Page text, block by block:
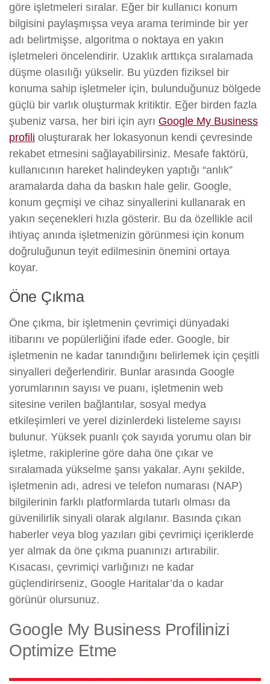
göre işletmeleri sıralar. Eğer bir kullanıcı konum
bilgisini paylaşmışsa veya arama teriminde bir yer
adı belirtmişse, algoritma o noktaya en yakın
işletmeleri öncelendirir. Uzaklık arttıkça sıralamada
düşme olasılığı yükselir. Bu yüzden fiziksel bir
konuma sahip işletmeler için, bulunduğunuz bölgede
güçlü bir varlık oluşturmak kritiktir. Eğer birden fazla
şubeniz varsa, her biri için ayrı Google My Business
profili oluşturarak her lokasyonun kendi çevresinde
rekabet etmesini sağlayabilirsiniz. Mesafe faktörü,
kullanıcının hareket halindeyken yaptığı “anlık”
aramalarda daha da baskın hale gelir. Google,
konum geçmişi ve cihaz sinyallerini kullanarak en
yakın seçenekleri hızla gösterir. Bu da özellikle acil
ihtiyaç anında işletmenizin görünmesi için konum
doğruluğunun teyit edilmesinin önemini ortaya
koyar.
Öne Çıkma
Öne çıkma, bir işletmenin çevrimiçi dünyadaki
itibarını ve popülerliğini ifade eder. Google, bir
işletmenin ne kadar tanındığını belirlemek için çeşitli
sinyalleri değerlendirir. Bunlar arasında Google
yorumlarının sayısı ve puanı, işletmenin web
sitesine verilen bağlantılar, sosyal medya
etkileşimleri ve yerel dizinlerdeki listeleme sayısı
bulunur. Yüksek puanlı çok sayıda yorumu olan bir
işletme, rakiplerine göre daha öne çıkar ve
sıralamada yükselme şansı yakalar. Aynı şekilde,
işletmenin adı, adresi ve telefon numarası (NAP)
bilgilerinin farklı platformlarda tutarlı olması da
güvenilirlik sinyali olarak algılanır. Basında çıkan
haberler veya blog yazıları gibi çevrimiçi içeriklerde
yer almak da öne çıkma puanınızı artırabilir.
Kısacası, çevrimiçi varlığınızı ne kadar
güçlendirirseniz, Google Haritalar’da o kadar
görünür olursunuz.
Google My Business Profilinizi
Optimize Etme